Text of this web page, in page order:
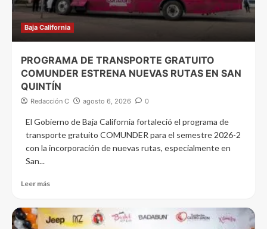
Baja California
PROGRAMA DE TRANSPORTE GRATUITO
COMUNDER ESTRENA NUEVAS RUTAS EN SAN
QUINTÍN
Redacción C agosto 6, 2026 0
El Gobierno de Baja California fortaleció el programa de
transporte gratuito COMUNDER para el semestre 2026-2
con la incorporación de nuevas rutas, especialmente en
San...
Leer más